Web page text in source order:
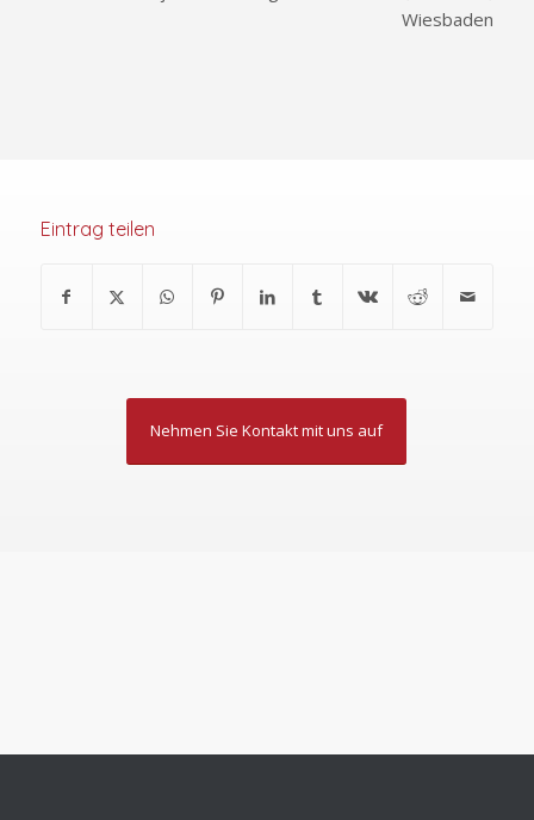
Wiesbaden
Eintrag teilen
Nehmen Sie Kontakt mit uns auf